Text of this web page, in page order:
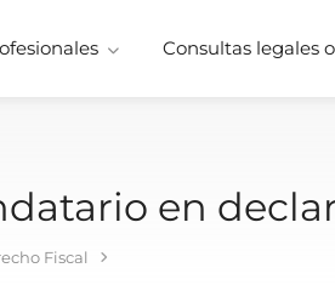
Consultas legales
en
Fiscal